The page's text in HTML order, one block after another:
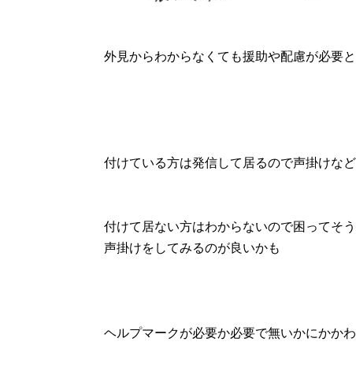
外見からわからなくても援助や配慮が必要
付けている方は発信して居るので声掛けな
付けて居ない方はわからないので困ってそ
声掛けをしてみるのが良いかも
ヘルプマークが必要か必要で無いかにかか